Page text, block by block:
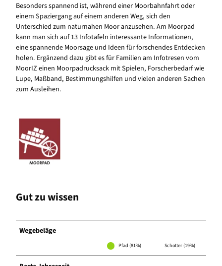
Besonders spannend ist, während einer Moorbahnfahrt oder
einem Spaziergang auf einem anderen Weg, sich den
Unterschied zum naturnahen Moor anzusehen. Am Moorpad
kann man sich auf 13 Infotafeln interessante Informationen,
eine spannende Moorsage und Ideen für forschendes Entdecken
holen. Ergänzend dazu gibt es für Familien am Infotresen vom
MoorIZ einen Moorpadrucksack mit Spielen, Forscherbedarf wie
Lupe, Maßband, Bestimmungshilfen und vielen anderen Sachen
zum Ausleihen.
Gut zu wissen
Wegebeläge
Pfad (81%) Schotter (19%)